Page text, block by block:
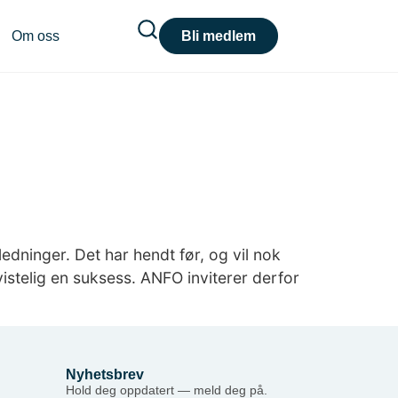
Om oss Bli medlem
Det har hendt før, og vil nok
en suksess. ANFO inviterer derfor
Nyhetsbrev
Hold deg oppdatert — meld deg på.